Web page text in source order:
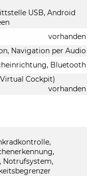
USB, Android
vorhanden
Navigation per Audio
Bluetooth
Cockpit)
vorhanden
Notrufsystem,